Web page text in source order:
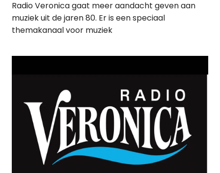
Radio Veronica gaat meer aandacht geven aan
muziek uit de jaren 80. Er is een speciaal
themakanaal voor muziek